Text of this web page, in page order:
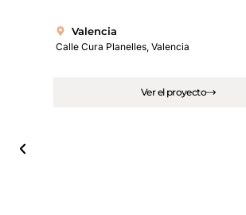
Valencia
Calle Cura Planelles, Valencia
Ver el proyecto